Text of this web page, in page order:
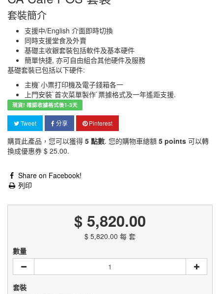
套裝簡介
支援中/English 介面即時切換
同時支援堂食及外賣
基礎主收銀套裝包括軟件及基本硬件
簡單快捷, 亦可自由組合其他硬件及服務
基礎套裝已包括以下硬件:
主機`小票打印機及電子錢箱各一
上門安裝`首次菜單製作`票據格式及一年遙距支援.
現貨! 確認收據格式後1-3天
Tweet 分享 Pinterest
購買此產品，您可以獲得 5 點數. 您的購物車總額 5 points 可以轉
換成優惠券 $ 25.00.
Share on Facebook!
列印
$ 5,820.00
$ 5,820.00 每 套
數量
套裝